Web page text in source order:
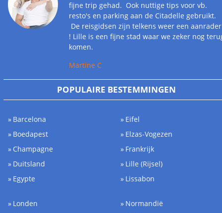
fijne trip gehad. Ook nuttige tips voor vb.
resto's en parking aan de Citadelle gebruikt.
De reisgidsen zijn telkens weer een aanrader
! Lille is een fijne stad waar we zeker nog
komen.
Martine C
POPULAIRE BESTEMMINGEN
Barcelona
Boedapest
Champagne
Duitsland
Egypte
Eifel
Elzas-Vogezen
Frankrijk
Lille (Rijsel)
Lissabon
Londen
Normandië